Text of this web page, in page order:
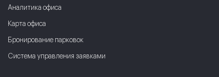
Аналитика офиса
Карта офиса
Бронирование парковок
Система управления заявками